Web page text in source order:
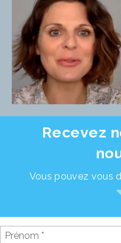
Recevez
Vous pouvez vous